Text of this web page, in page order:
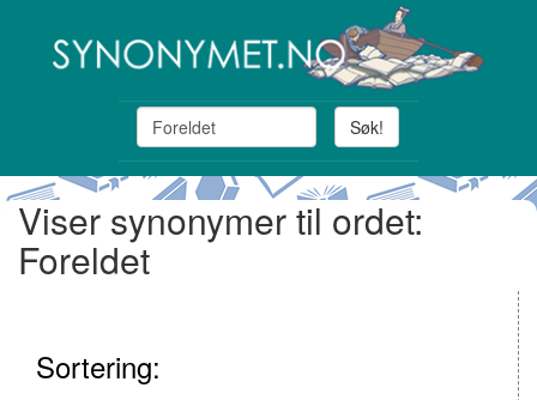
Søk!
Viser synonymer til ordet:
Foreldet
Sortering: